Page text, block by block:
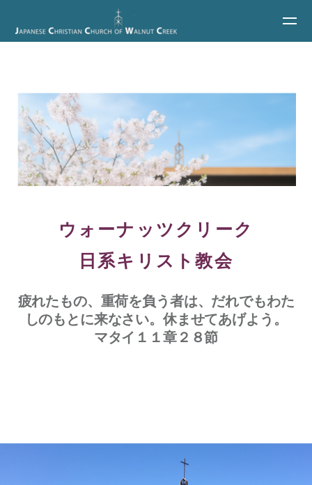
ウォーナッツクリーク
日系キリスト教会
疲れたもの、重荷を負う者は、だれでもわた
しのもとに来なさい。休ませてあげよう。
マタイ１１章２８節